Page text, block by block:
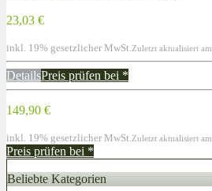
23,03 €
inkl. 19% gesetzlicher MwSt. Zuletzt aktualisiert
DetailsPreis prüfen bei *
149,90 €
inkl. 19% gesetzlicher MwSt. Zuletzt aktualisiert
Preis prüfen bei *
Beliebte Kategorien